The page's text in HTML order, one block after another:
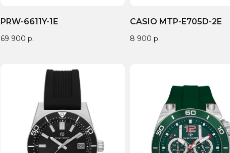
PRW-6611Y-1E
69 900 р.
CASIO MTP-E705D-2E
8 900 р.